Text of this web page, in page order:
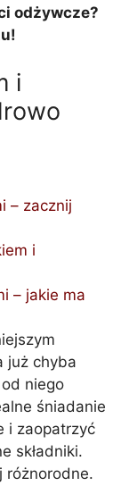
odżywcze?
i
– zacznij
i
– jakie ma
już chyba
niego
śniadanie
i zaopatrzyć
składniki.
różnorodne.